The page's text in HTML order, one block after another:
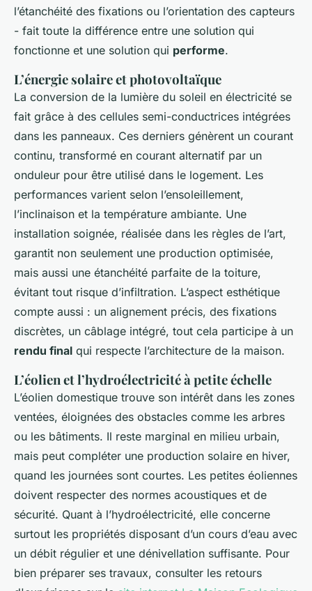
l’étanchéité des fixations ou l’orientation des capteurs
- fait toute la différence entre une solution qui
fonctionne et une solution qui performe.
L’énergie solaire et photovoltaïque
La conversion de la lumière du soleil en électricité se
fait grâce à des cellules semi-conductrices intégrées
dans les panneaux. Ces derniers génèrent un courant
continu, transformé en courant alternatif par un
onduleur pour être utilisé dans le logement. Les
performances varient selon l’ensoleillement,
l’inclinaison et la température ambiante. Une
installation soignée, réalisée dans les règles de l’art,
garantit non seulement une production optimisée,
mais aussi une étanchéité parfaite de la toiture,
évitant tout risque d’infiltration. L’aspect esthétique
compte aussi : un alignement précis, des fixations
discrètes, un câblage intégré, tout cela participe à un
rendu final qui respecte l’architecture de la maison.
L’éolien et l’hydroélectricité à petite échelle
L’éolien domestique trouve son intérêt dans les zones
ventées, éloignées des obstacles comme les arbres
ou les bâtiments. Il reste marginal en milieu urbain,
mais peut compléter une production solaire en hiver,
quand les journées sont courtes. Les petites éoliennes
doivent respecter des normes acoustiques et de
sécurité. Quant à l’hydroélectricité, elle concerne
surtout les propriétés disposant d’un cours d’eau avec
un débit régulier et une dénivellation suffisante. Pour
bien préparer ses travaux, consulter les retours